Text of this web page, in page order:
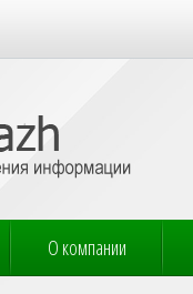
О компании